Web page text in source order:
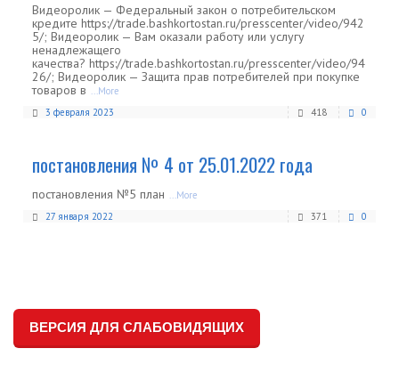
Видеоролик — Федеральный закон о потребительском
кредите https://trade.bashkortostan.ru/presscenter/video/942
5/; Видеоролик — Вам оказали работу или услугу
ненадлежащего
качества? https://trade.bashkortostan.ru/presscenter/video/94
26/; Видеоролик — Защита прав потребителей при покупке
товаров в ...More
3 февраля 2023
418 0
постановления № 4 от 25.01.2022 года
постановления №5 план ...More
27 января 2022
371 0
ВЕРСИЯ ДЛЯ СЛАБОВИДЯЩИХ